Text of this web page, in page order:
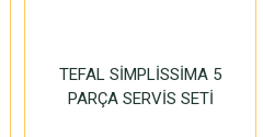
TEFAL SİMPLİSSİMA 5
PARÇA SERVİS SETİ